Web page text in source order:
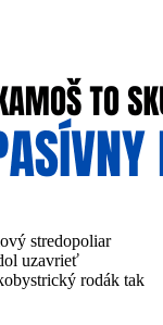
stredopoliar
uzavrieť
rodák tak